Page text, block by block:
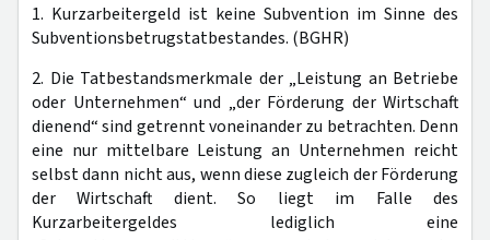
1. Kurzarbeitergeld ist keine Subvention im Sinne des
Subventionsbetrugstatbestandes. (BGHR)
2. Die Tatbestandsmerkmale der „Leistung an Betriebe
oder Unternehmen“ und „der Förderung der Wirtschaft
dienend“ sind getrennt voneinander zu betrachten. Denn
eine nur mittelbare Leistung an Unternehmen reicht
selbst dann nicht aus, wenn diese zugleich der Förderung
der Wirtschaft dient. So liegt im Falle des
Kurzarbeitergeldes lediglich eine